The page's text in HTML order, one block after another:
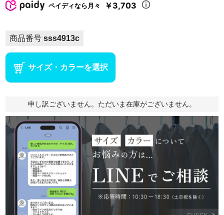
ペイディなら月々 ￥3,703
商品番号 sss4913c
サイズ・カラーを選択
申し訳ございません。ただいま在庫がございません。